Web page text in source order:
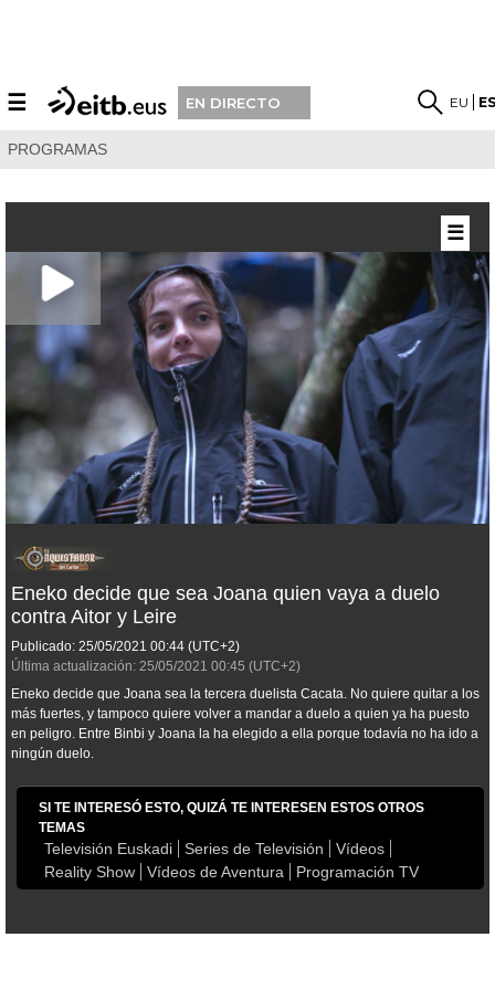
☰ EN DIRECTO EU
PROGRAMAS
Eneko decide que sea Joana quien vaya a duelo
contra Aitor y Leire
Publicado: 25/05/2021 00:44 (UTC+2)
Última actualización: 25/05/2021 00:45 (UTC+2)
Eneko decide que Joana sea la tercera duelista Cacata. No quiere quitar a los
más fuertes, y tampoco quiere volver a mandar a duelo a quien ya ha puesto
en peligro. Entre Binbi y Joana la ha elegido a ella porque todavía no ha ido a
ningún duelo.
SI TE INTERESÓ ESTO, QUIZÁ TE INTERESEN ESTOS OTROS
TEMAS
Televisión Euskadi Series de Televisión
Vídeos
Reality Show
Vídeos de Aventura Programación TV
☰